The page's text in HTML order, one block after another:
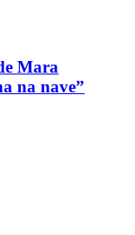
Mara
na nave”